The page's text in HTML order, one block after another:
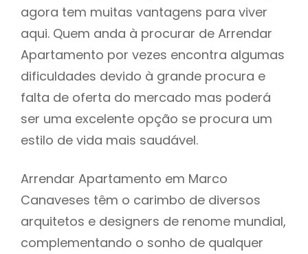
agora tem muitas vantagens para viver
aqui. Quem anda à procurar de Arrendar
Apartamento por vezes encontra algumas
dificuldades devido à grande procura e
falta de oferta do mercado mas poderá
ser uma excelente opção se procura um
estilo de vida mais saudável.
Arrendar Apartamento em Marco
Canaveses têm o carimbo de diversos
arquitetos e designers de renome mundial,
complementando o sonho de qualquer